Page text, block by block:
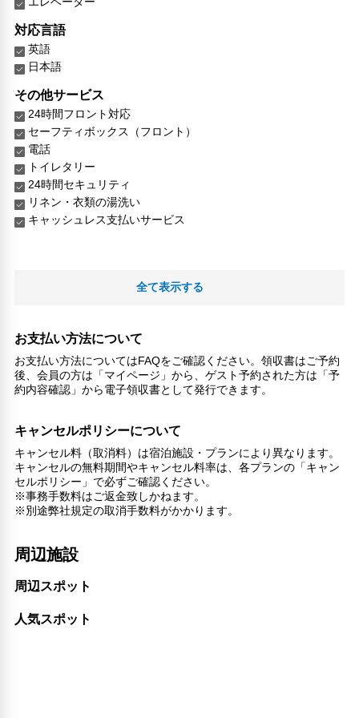
対応言語
英語
日本語
その他サービス
24時間フロント対応
セーフティボックス（フロント）
電話
トイレタリー
24時間セキュリティ
リネン・衣類の湯洗い
キャッシュレス支払いサービス
全て表示する
お支払い方法について
お支払い方法についてはFAQをご確認ください。領収書はご予約
後、会員の方は「マイページ」から、ゲスト予約された方は「予
約内容確認」から電子領収書として発行できます。
キャンセルポリシーについて
キャンセル料（取消料）は宿泊施設・プランにより異なります。
キャンセルの無料期間やキャンセル料率は、各プランの「キャン
セルポリシー」で必ずご確認ください。
※事務手数料はご返金致しかねます。
※別途弊社規定の取消手数料がかかります。
周辺施設
周辺スポット
人気スポット